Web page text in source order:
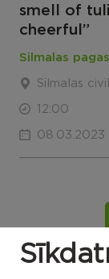
smell of
cheerful”
Silmalas
Silmalas
12:00
08.03.2023